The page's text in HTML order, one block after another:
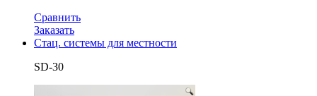
Сравнить
Заказать
Стац. системы для местности
SD-30